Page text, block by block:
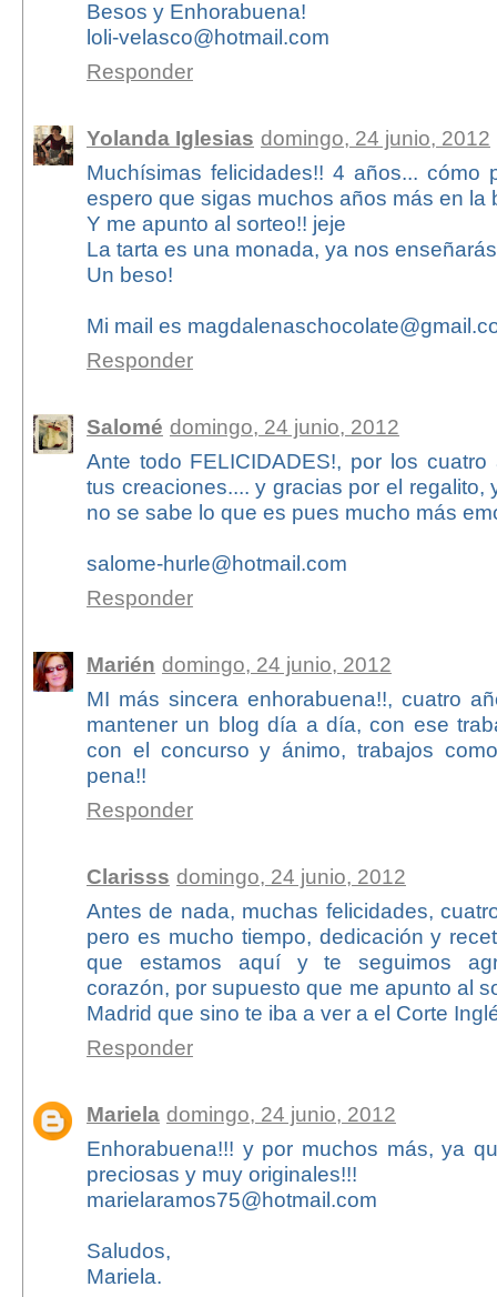
Besos y Enhorabuena!
loli-velasco@hotmail.com
Responder
Yolanda Iglesias domingo, 24 junio, 2012
Muchísimas felicidades!! 4 años... cómo
espero que sigas muchos años más en la
Y me apunto al sorteo!! jeje
La tarta es una monada, ya nos
Un beso!
Mi mail es
Responder
Salomé domingo, 24 junio, 2012
Ante todo FELICIDADES!, por los
tus creaciones.... y gracias por el regalito,
no se sabe lo que es pues mucho más
salome-hurle@hotmail.com
Responder
Marién domingo, 24 junio, 2012
MI más sincera enhorabuena!!, cuatro
mantener un blog día a día, con ese
con el concurso y ánimo, trabajos
pena!!
Responder
Clarisss domingo, 24 junio, 2012
Antes de nada, muchas felicidades,
pero es mucho tiempo, dedicación y
que estamos aquí y te seguimos
corazón, por supuesto que me apunto al
Madrid que sino te iba a ver a el Corte
Responder
Mariela domingo, 24 junio, 2012
Enhorabuena!!! y por muchos más, ya
preciosas y muy originales!!!
marielaramos75@hotmail.com
Saludos,
Mariela.